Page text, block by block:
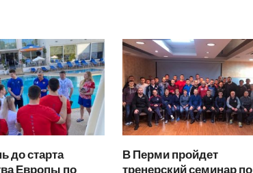
до старта
Европы по
В Перми пройдет
тренерский семинар по